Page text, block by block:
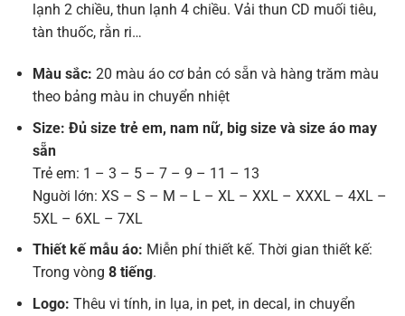
lạnh 2 chiều, thun lạnh 4 chiều. Vải thun CD muối tiêu,
tàn thuốc, rằn ri…
Màu sắc: 20 màu áo cơ bản có sẵn và hàng trăm màu
theo bảng màu in chuyển nhiệt
Size: Đủ size trẻ em, nam nữ, big size và size áo may
sẵn
Trẻ em: 1 – 3 – 5 – 7 – 9 – 11 – 13
Nguời lớn: XS – S – M – L – XL – XXL – XXXL – 4XL –
5XL – 6XL – 7XL
Thiết kế mẫu áo: Miễn phí thiết kế. Thời gian thiết kế:
Trong vòng 8 tiếng.
Logo: Thêu vi tính, in lụa, in pet, in decal, in chuyển